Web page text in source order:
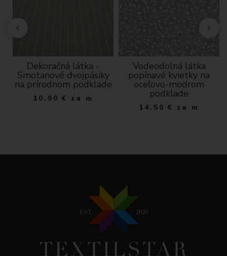
Dekoračná látka -
Smotanové dvojpásiky
na prírodnom podklade
10.90 € za m
Vodeodolná látka
popínavé kvietky na
oceľovo-modrom
podklade
14.50 € za m